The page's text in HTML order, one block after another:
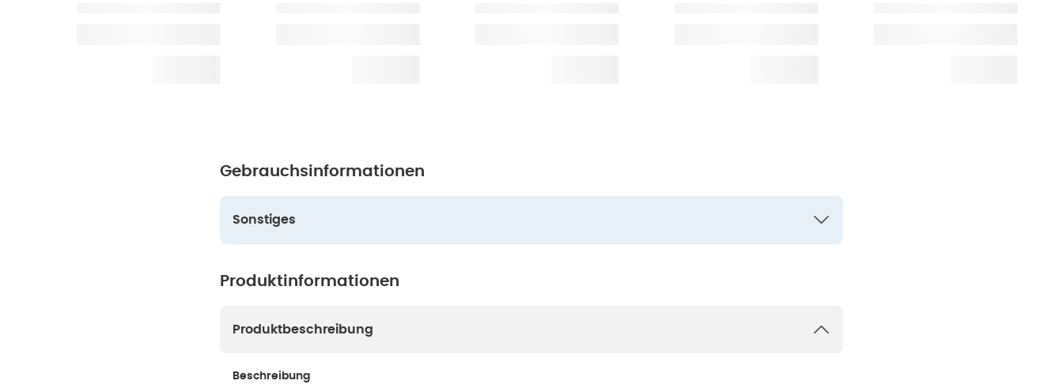
Gebrauchsinformationen
Sonstiges
Produktinformationen
Produktbeschreibung
Beschreibung